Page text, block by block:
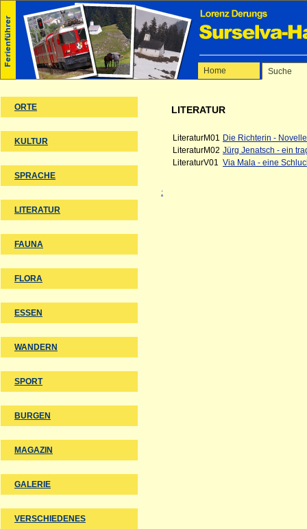
Home Suche
ORTE
KULTUR
SPRACHE
LITERATUR
FAUNA
FLORA
ESSEN
WANDERN
SPORT
BURGEN
MAGAZIN
GALERIE
VERSCHIEDENES
Themen anzeigen
LITERATUR
LiteraturM01 Die Richterin -
LiteraturM02 Jürg Jenatsch - ein
LiteraturV01
Via Mala - eine
: